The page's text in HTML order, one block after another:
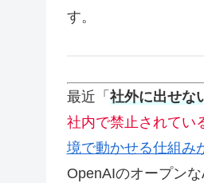
す。
最近「 社外に出せな
社内で禁止されてい
境で動かせる仕組み
OpenAIのオープン